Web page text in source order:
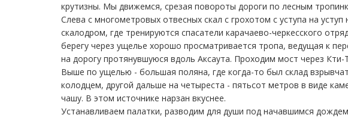
крутизны. Мы движемся, срезая повороты дороги по лесным
Слева с многометровых отвесных скал с грохотом с уступа на
скалодром, где тренируются спасатели карачаево-черкесского
берегу через ущелье хорошо просматривается тропа, ведущая к
на дорогу протянувшуюся вдоль Аксаута. Проходим мост через
Выше по ущелью - большая поляна, где когда-то был склад
колодцем, другой дальше на четыреста - пятьсот метров в виде
чашу. В этом источнике нарзан вкуснее.
Устанавливаем палатки, разводим для души под начавшимся